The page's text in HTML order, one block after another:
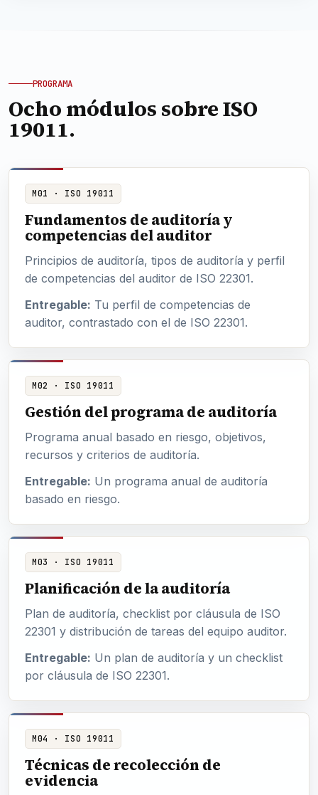
PROGRAMA
Ocho módulos sobre ISO
19011.
M01 · ISO 19011
Fundamentos de auditoría y
competencias del auditor
Principios de auditoría, tipos de auditoría y perfil
de competencias del auditor de ISO 22301.
Entregable: Tu perfil de competencias de
auditor, contrastado con el de ISO 22301.
M02 · ISO 19011
Gestión del programa de auditoría
Programa anual basado en riesgo, objetivos,
recursos y criterios de auditoría.
Entregable: Un programa anual de auditoría
basado en riesgo.
M03 · ISO 19011
Planificación de la auditoría
Plan de auditoría, checklist por cláusula de ISO
22301 y distribución de tareas del equipo auditor.
Entregable: Un plan de auditoría y un checklist
por cláusula de ISO 22301.
M04 · ISO 19011
Técnicas de recolección de
evidencia